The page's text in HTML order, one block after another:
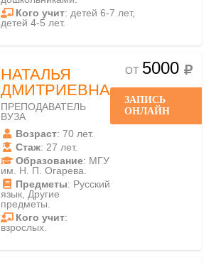
Кого учит: детей 6-7 лет,
детей 4-5 лет.
НАТАЛЬЯ
ДМИТРИЕВНА
ПРЕПОДАВАТЕЛЬ
ВУЗА
Возраст: 70 лет.
Стаж: 27 лет.
Образование: МГУ
им. Н. П. Огарева.
Предметы: Русский
язык, Другие
предметы.
Кого учит:
взрослых.
ОТ 5000
ЗАПИСЬ
ОНЛАЙН